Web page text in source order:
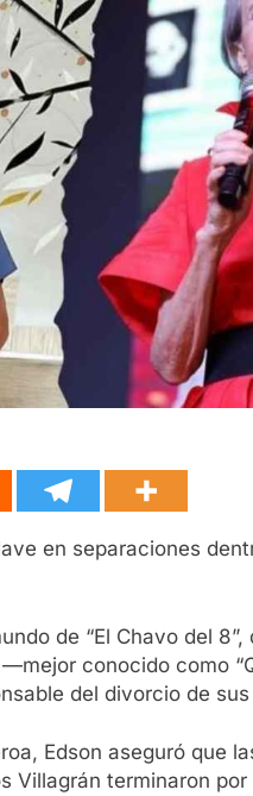
tradicional rapiña
en separaciones
de “El Chavo del
conocido como
del divorcio de
Edson aseguró que
Villagrán terminaron